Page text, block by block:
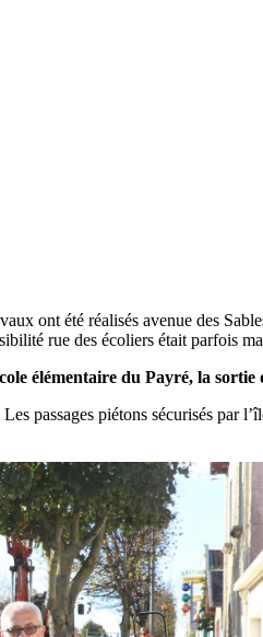
ont été réalisés avenue des
rue des écoliers était parfois
élémentaire du Payré, la
passages piétons sécurisés par